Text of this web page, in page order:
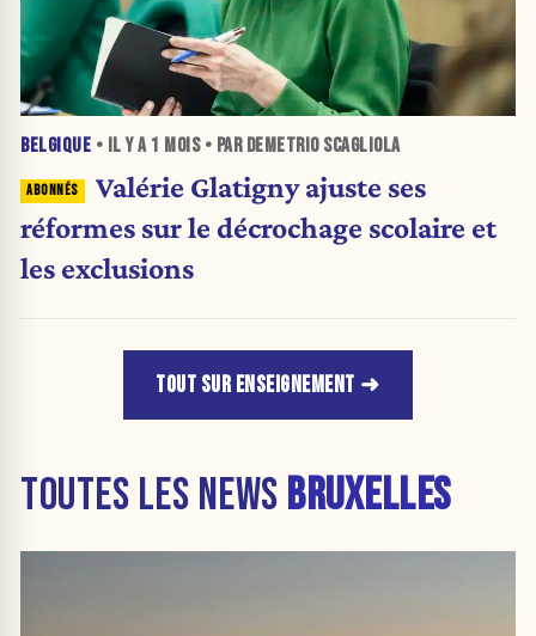
BELGIQUE • IL Y A 1 MOIS• PAR DEMETRIO SCAGLIOLA
Valérie Glatigny ajuste ses
réformes sur le décrochage scolaire et
les exclusions
TOUT SUR ENSEIGNEMENT
TOUTES LES NEWS BRUXELLES